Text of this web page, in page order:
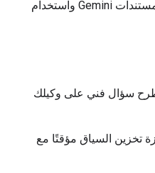
بروتوكول سياق النموذج (MCP) لمستندات Gemini واستخدام
سؤال فني على وكيلك
تخزين السياق مؤقتًا مع